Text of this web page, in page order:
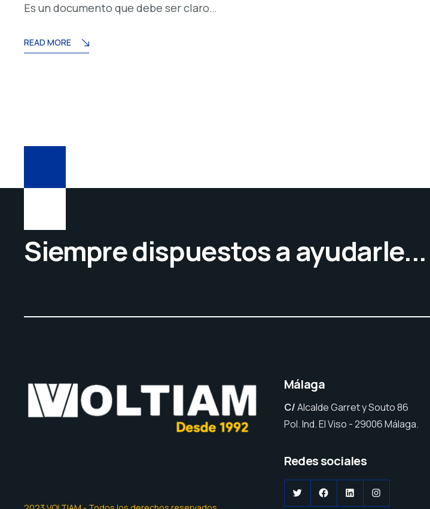
Es un documento que debe ser claro…
READ MORE
Siempre dispuestos a ayudarle...
Málaga
C/Alcalde Garret y Souto 86
Pol. Ind. El Viso - 29006 Málaga.
Redes sociales
TwitterFacebook
LinkedInInstagram